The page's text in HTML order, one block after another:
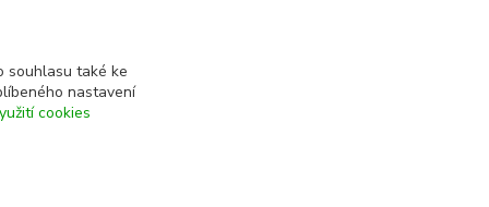
souhlasu také ke
nastavení
cookies